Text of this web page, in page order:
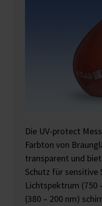
Die UV-protect
Farbton von
transparent und
Schutz für sensitive
Lichtspektrum (750
(380 – 200 nm)